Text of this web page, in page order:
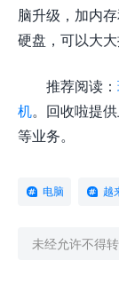
脑升级，加内
硬盘，可以大
推荐阅读：
机。回收啦提
等业务。
电脑 越
未经允许不得转